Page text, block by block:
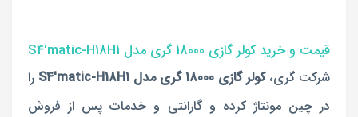
قیمت و خرید کولر گازی 18000 گری مدل S4'matic-H18H1
شرکت گری،کولر گازی 18000 گری مدل S4'matic-H18H1
را
در چین مونتاژ کرده و گارانتی و خدمات پس از فروش